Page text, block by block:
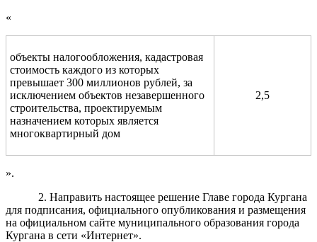
«
объекты налогообложения, кадастровая
стоимость каждого из которых
превышает 300 миллионов рублей, за
исключением объектов незавершенного
строительства, проектируемым
назначением которых является
многоквартирный дом
2,5
».
2. Направить настоящее решение Главе города Кургана
для подписания, официального опубликования и размещения
на официальном сайте муниципального образования города
Кургана в сети «Интернет».